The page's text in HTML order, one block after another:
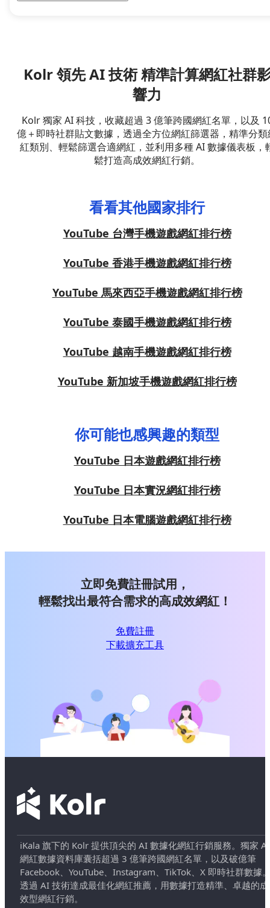
Kolr 領先 AI 技術 精準計算網紅社群
響力
Kolr 獨家 AI 科技，收藏超過 3 億筆跨國網紅名單，以及
億＋即時社群貼文數據，透過全方位網紅篩選器，精準分類
紅類別、輕鬆篩選合適網紅，並利用多種 AI 數據儀表板，
鬆打造高成效網紅行銷。
看看其他國家排行
YouTube 台灣手機遊戲網紅排行榜
YouTube 香港手機遊戲網紅排行榜
YouTube 馬來西亞手機遊戲網紅排行榜
YouTube 泰國手機遊戲網紅排行榜
YouTube 越南手機遊戲網紅排行榜
YouTube 新加坡手機遊戲網紅排行榜
你可能也感興趣的類型
YouTube 日本遊戲網紅排行榜
YouTube 日本實況網紅排行榜
YouTube 日本電腦遊戲網紅排行榜
立即免費註冊試用，
輕鬆找出最符合需求的高成效網紅！
免費註冊
下載擴充工具
iKala 旗下的 Kolr 提供頂尖的 AI 數據化網紅行銷服務。獨家 AI
網紅數據資料庫囊括超過 3 億筆跨國網紅名單，以及破億筆
Facebook、YouTube、Instagram、TikTok、X 即時社群數據
透過 AI 技術達成最佳化網紅推薦，用數據打造精準、卓越的成
效型網紅行銷。